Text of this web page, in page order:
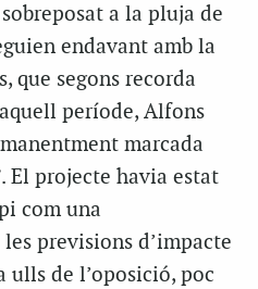
a la pluja de
endavant amb la
que segons recorda
període, Alfons
marcada
El projecte havia estat
com una
previsions d’impacte
ulls de l’oposició, poc